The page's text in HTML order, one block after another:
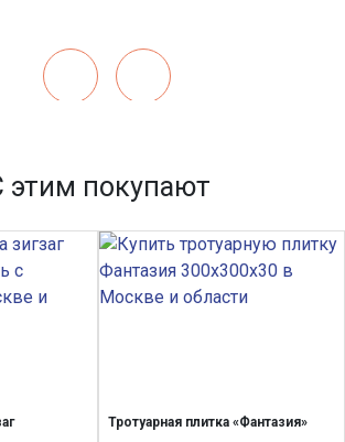
этим покупают
Тротуарная плитка «Фантазия»